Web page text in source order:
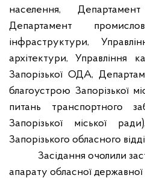
населення,
Департамент
інфраструктури,
архітектури,Управління
Запорізької ОДА,
благоустрою Запорізької
питань транспортного
Запорізької міської
Запорізького обласного
Засідання очолили
апарату обласної державної